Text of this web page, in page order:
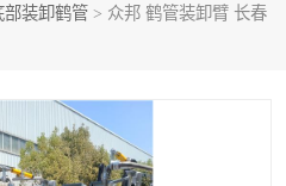
部装卸鹤管 > 众邦 鹤管装卸臂 长春
活动梯栈台
装车鹤管